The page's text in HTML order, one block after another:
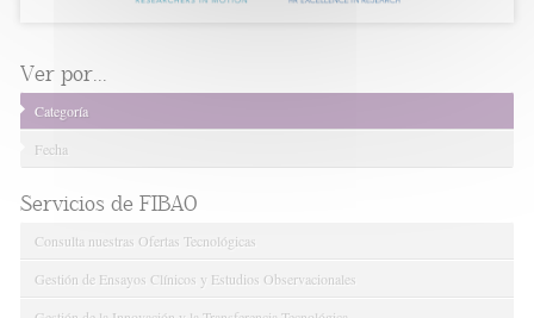
Ver por...
Categoría
Fecha
Servicios de FIBAO
Consulta nuestras Ofertas Tecnológicas
Gestión de Ensayos Clínicos y Estudios Observacionales